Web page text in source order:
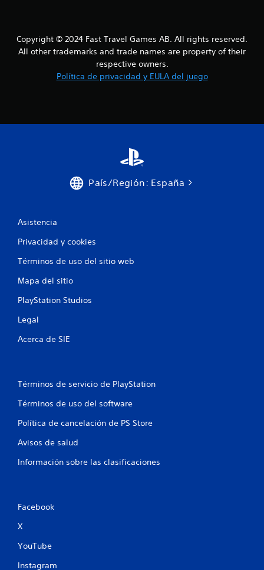
Copyright © 2024 Fast Travel Games AB. All rights reserved.
All other trademarks and trade names are property of their
respective owners.
Política de privacidad y EULA del juego
País/Región: España
Asistencia
Privacidad y cookies
Términos de uso del sitio web
Mapa del sitio
PlayStation Studios
Legal
Acerca de SIE
Términos de servicio de PlayStation
Términos de uso del software
Política de cancelación de PS Store
Avisos de salud
Información sobre las clasificaciones
Facebook
X
YouTube
Instagram